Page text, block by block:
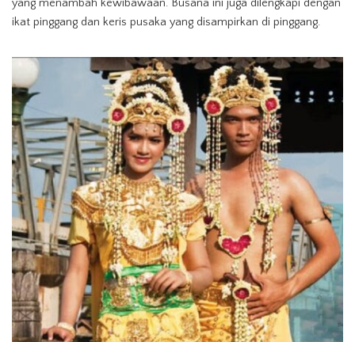
yang menambah kewibawaan. Busana ini juga dilengkapi dengan
ikat pinggang dan keris pusaka yang disampirkan di pinggang.